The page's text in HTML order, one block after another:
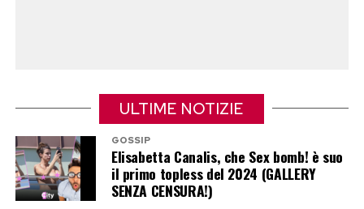
alimentare reazioni altrettanto radicali. Un
meccanismo che, secondo molti, contribuisce a
trasformare ogni dibattito in una guerra
permanente fatta di provocazioni,
controprovocazioni e indignazione reciproca.
ULTIME NOTIZIE
GOSSIP
Elisabetta Canalis, che Sex bomb! è suo
il primo topless del 2024 (GALLERY
SENZA CENSURA!)